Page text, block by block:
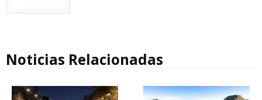
Noticias Relacionadas